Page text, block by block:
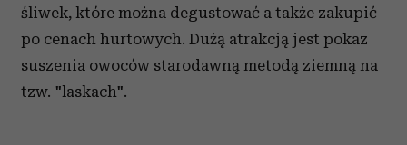
śliwek, które można degustować a także zakupić
po cenach hurtowych. Dużą atrakcją jest pokaz
suszenia owoców starodawną metodą ziemną na
tzw. "laskach".